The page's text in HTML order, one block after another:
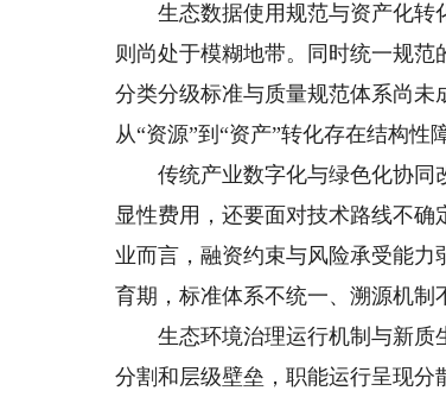
生态数据使用规范与资产化转
则尚处于模糊地带。同时统一规范
分类分级标准与质量规范体系尚
从“资源”到“资产”转化存在结构性
传统产业数字化与绿色化协同
显性费用，还要面对技术路线不
业而言，融资约束与风险承受能
育期，标准体系不统一、溯源机制
生态环境治理运行机制与新质
分割和层级壁垒，职能运行呈现